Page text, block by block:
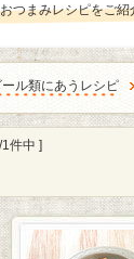
つまみレシピをご紹
ール類にあうレシピ
件中 ]